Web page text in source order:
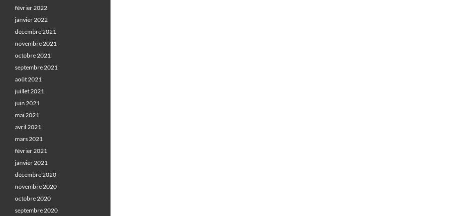
février 2022
janvier 2022
décembre 2021
novembre 2021
octobre 2021
septembre 2021
août 2021
juillet 2021
juin 2021
mai 2021
avril 2021
mars 2021
février 2021
janvier 2021
décembre 2020
novembre 2020
octobre 2020
septembre 2020